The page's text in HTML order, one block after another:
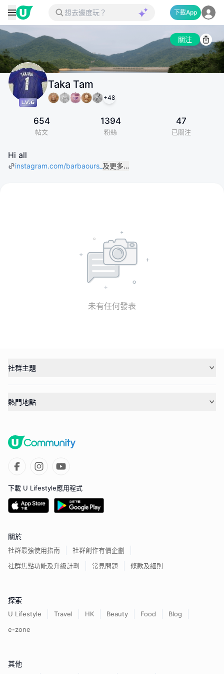
下載App
關注
Taka Tam
+48
654
帖文
1394
粉絲
47
已關注
Hi all
instagram.com/barbaours_ 及更多…
未有任何發表
社群主題
熱門地點
下載 U Lifestyle應用程式
關於
社群最強使用指南
社群創作有價企劃
社群焦點功能及升級計劃
常見問題 條款及細則
探索
U Lifestyle Travel HK Beauty Food
Blog
e-zone
其他